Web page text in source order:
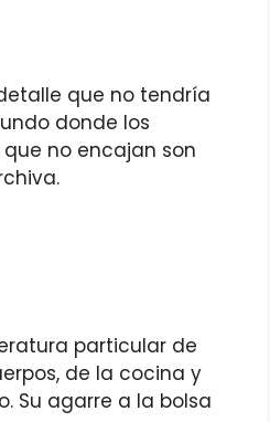
que no tendría
donde los
no encajan son
particular de
de la cocina y
Su agarre a la bolsa